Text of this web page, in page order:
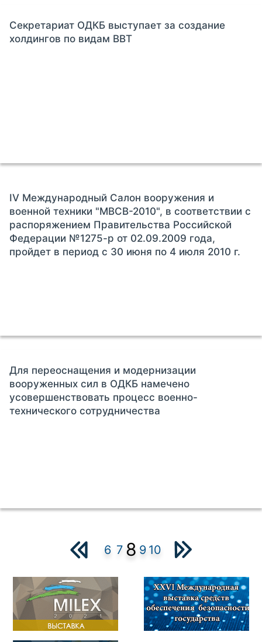
Секретариат ОДКБ выступает за создание
холдингов по видам ВВТ
IV Международный Салон вооружения и
военной техники "МВСВ-2010", в соответствии с
распоряжением Правительства Российской
Федерации №1275-р от 02.09.2009 года,
пройдет в период c 30 июня по 4 июля 2010 г.
Для переоснащения и модернизации
вооруженных сил в ОДКБ намечено
усовершенствовать процесс военно-
технического сотрудничества
6 7 8 9 10